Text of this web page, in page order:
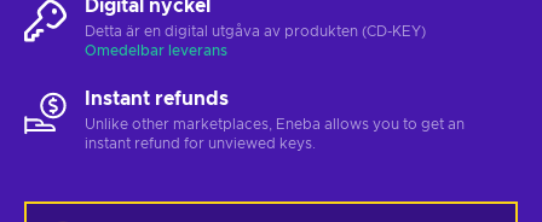
Digital nyckel
Detta är en digital utgåva av produkten (CD-KEY)
Omedelbar leverans
Instant refunds
Unlike other marketplaces, Eneba allows you to get an
instant refund for unviewed keys.